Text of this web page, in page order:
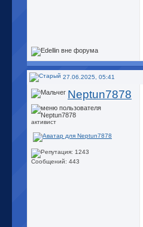
27.06.2025, 05:41
Neptun7878
активист
Сообщений: 443